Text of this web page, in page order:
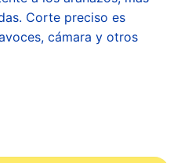
Corte preciso es
cámara y otros